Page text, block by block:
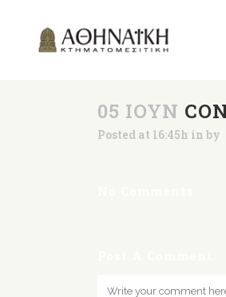
05 ΙΟΎΝ
Posted at 16:45h in by